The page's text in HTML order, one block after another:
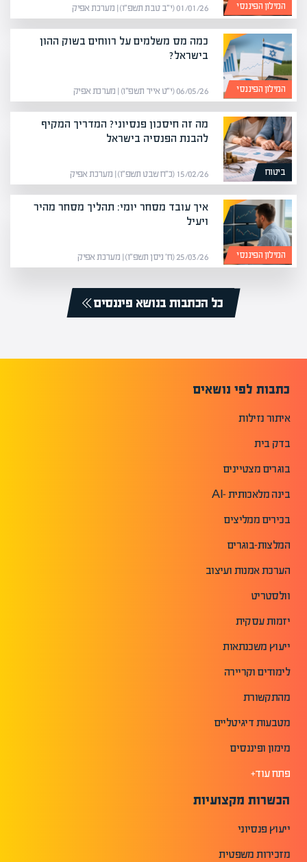
המילון הפיננסי 01/01/26 (י״ב טבת תשפ״ו) | מערכת אפיק
המילון הפיננסי
כמה מס משלמים על רווחים בשוק ההון
בישראל?
06/05/26 (י״ט אייר תשפ״ו) | מערכת אפיק
ביטוח
מה זה חיסכון פנסיוני? המדריך המקיף
להבנת הפנסיה בישראל
15/02/26 (כ״ח שבט תשפ״ו) | מערכת אפיק
המילון הפיננסי
איך עובד מסחר יומי: תהליך מסחר מהיר
ויעיל
25/03/26 (ח׳ ניסן תשפ״ו) | מערכת אפיק
כל הכתבות בנושא פיננסים
כתבות לפי נושאים
איתור נזילות
בדק בית
בוגרים מצטיינים
בינה מלאכותית -AI
בכירים ממליצים
המלצות-בוגרים
הערכת אמנות ועיצוב
וולסטריט
יזמות עסקית
ייעוץ משכנתאות
לימודים וקריירה
מהתקשורת
מטבעות דיגיטליים
מימון ופיננסים
פתח עוד+
הכשרות מקצועיות
ייעוץ פנסיוני
מזכירות משפטית